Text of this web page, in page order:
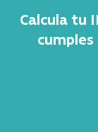
Calcula tu